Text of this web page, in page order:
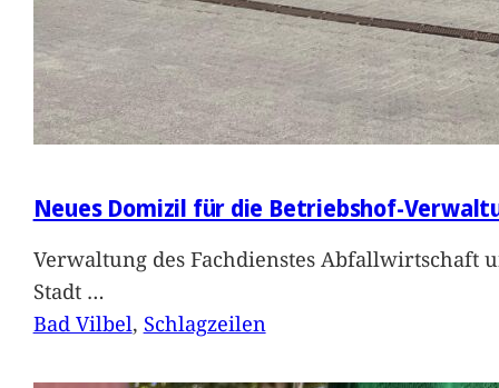
Neues Domizil für die Betriebshof-
Verwaltung des Fachdienstes Abfallwirtschaft
Stadt …
Bad Vilbel, Schlagzeilen